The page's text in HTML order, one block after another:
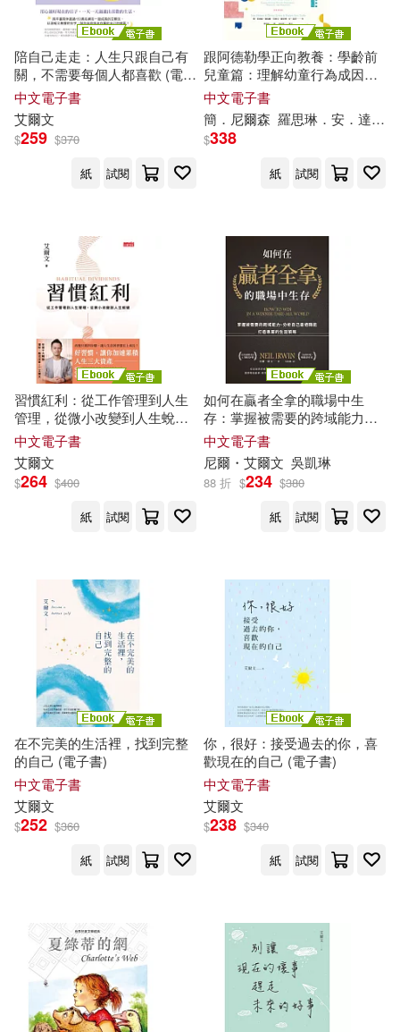
陪自己走走：人生只跟自己有
關，不需要每個人都喜歡 (電子
書)
中文電子書
艾爾文
$259 $370
紙
試閱
跟阿德勒學正向教養：學齡前
兒童篇：理解幼童行為成因，
幫助孩子適性發展、培養生活
技能 (電子書)
中文電子書
簡．尼爾森 羅思琳．安．達菲
$338
紙 試閱
習慣紅利：從工作管理到人生
管理，從微小改變到人生蛻變
(電子書)
中文電子書
艾爾文
$264 $400
紙
試閱
如何在贏者全拿的職場中生
存：掌握被需要的跨域能力、
分析自己最適職能、打造專屬
的生涯策略 (電子書)
中文電子書
尼爾・ 艾爾文 吳凱琳
88 折 $234 $380
紙
試閱
在不完美的生活裡，找到完整
的自己 (電子書)
中文電子書
艾爾文
$252 $360
紙
試閱
你，很好：接受過去的你，喜
歡現在的自己 (電子書)
中文電子書
艾爾文
$238 $340
紙
試閱